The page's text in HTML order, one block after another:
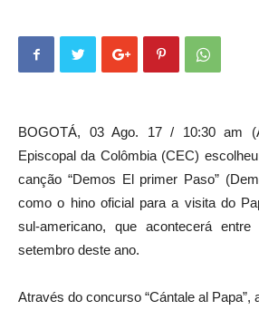
BOGOTÁ, 03 Ago. 17 / 10:30 am
Episcopal da Colômbia (CEC)
canção “Demos El primer Paso”
como o hino oficial para a visita do
sul-americano, que acontecerá
setembro deste ano.
Através do concurso “Cántale al Papa”,